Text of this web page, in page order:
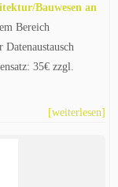
Bauwesen an
Bereich
35€ zzgl.
[weiterlesen]